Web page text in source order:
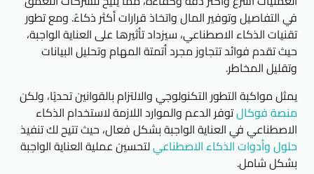
في التفاصيل وتوفير المال واتخاذ قرارات أكثر ذكاءً. ومع تطور
تقنيات الذكاء الاصطناعي، سيزداد تأثيرها على العناية الواجبة،
حيث تقدم فوائد تتجاوز مجرد أتمتة المهام وتحليل البيانات
وتقليل المخاطر.
يمثل مواكبة التطور التكنولوجي والالتزام بالقوانين تحديًا، ولكن
منصة فوكالتوفر الدعم والموارد اللازمة لاستخدام الذكاء
الاصطناعي في العناية الواجبة بشكل فعال، حيث تتيح لك تنفيذ
حلول وأدوات الذكاء الاصطناعيلتحسين عملية العناية الواجبة
بشكل شامل.